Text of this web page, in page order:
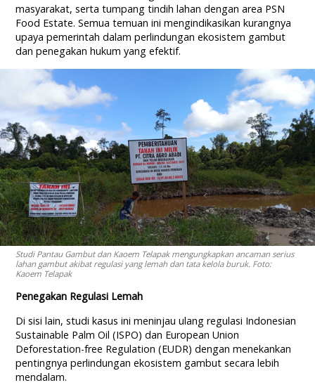
masyarakat, serta tumpang tindih lahan dengan area PSN
Food Estate. Semua temuan ini mengindikasikan kurangnya
upaya pemerintah dalam perlindungan ekosistem gambut
dan penegakan hukum yang efektif.
Studi Pantau Gambut dan Kaoem Telapak mengungkapkan ancaman serius
lahan gambut akibat regulasi yang lemah dan tata kelola buruk. Foto:
Kaoem Telapak
Penegakan Regulasi Lemah
Di sisi lain, studi kasus ini meninjau ulang regulasi Indonesian
Sustainable Palm Oil (ISPO) dan European Union
Deforestation-free Regulation (EUDR) dengan menekankan
pentingnya perlindungan ekosistem gambut secara lebih
mendalam.